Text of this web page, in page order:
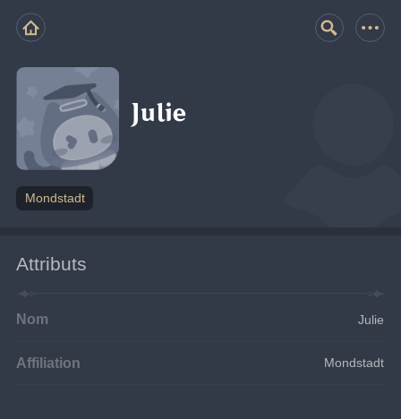
Julie
Mondstadt
Attributs
Nom Julie
Affiliation Mondstadt